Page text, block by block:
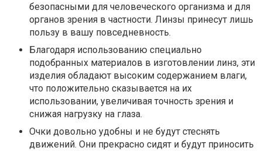
безопасными для человеческого организма и для
органов зрения в частности. Линзы принесут лишь
пользу в вашу повседневность.
Благодаря использованию специально
подобранных материалов в изготовлении линз, эти
изделия обладают высоким содержанием влаги,
что положительно сказывается на их
использовании, увеличивая точность зрения и
снижая нагрузку на глаза.
Очки довольно удобны и не будут стеснять
движений. Они прекрасно сидят и будут приносить